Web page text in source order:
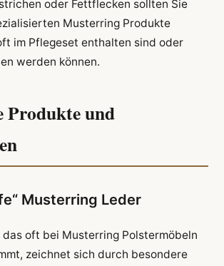
oder Fettflecken sollten Sie
Musterring Produkte
im Pflegeset enthalten sind oder
werden können.
Produkte und
Musterring Leder
oft bei Musterring Polstermöbeln
zeichnet sich durch besondere